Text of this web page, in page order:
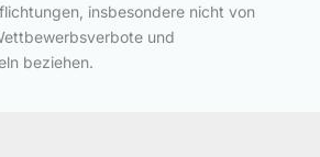
insbesondere nicht von
und
beziehen.